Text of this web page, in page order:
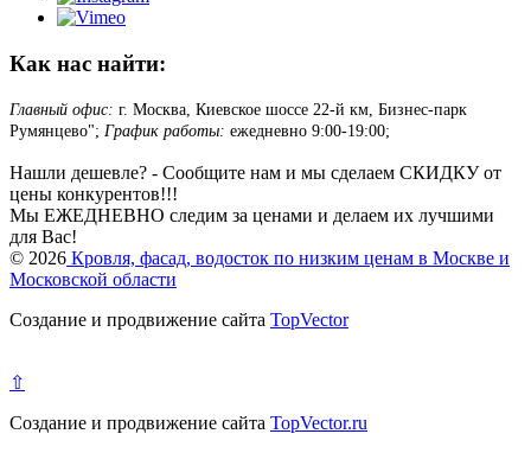
Как нас найти:
Главный офис: г. Москва, Киевское шоссе 22-й км, Бизнес-парк
Румянцево"; График работы: ежедневно 9:00-19:00;
Нашли дешевле? - Сообщите нам и мы сделаем СКИДКУ от
цены конкурентов!!!
Мы ЕЖЕДНЕВНО следим за ценами и делаем их лучшими
для Вас!
© 2026 Кровля, фасад, водосток по низким ценам в Москве и
Московской области
Создание и продвижение сайта TopVector
⇧
Создание и продвижение сайта TopVector.ru